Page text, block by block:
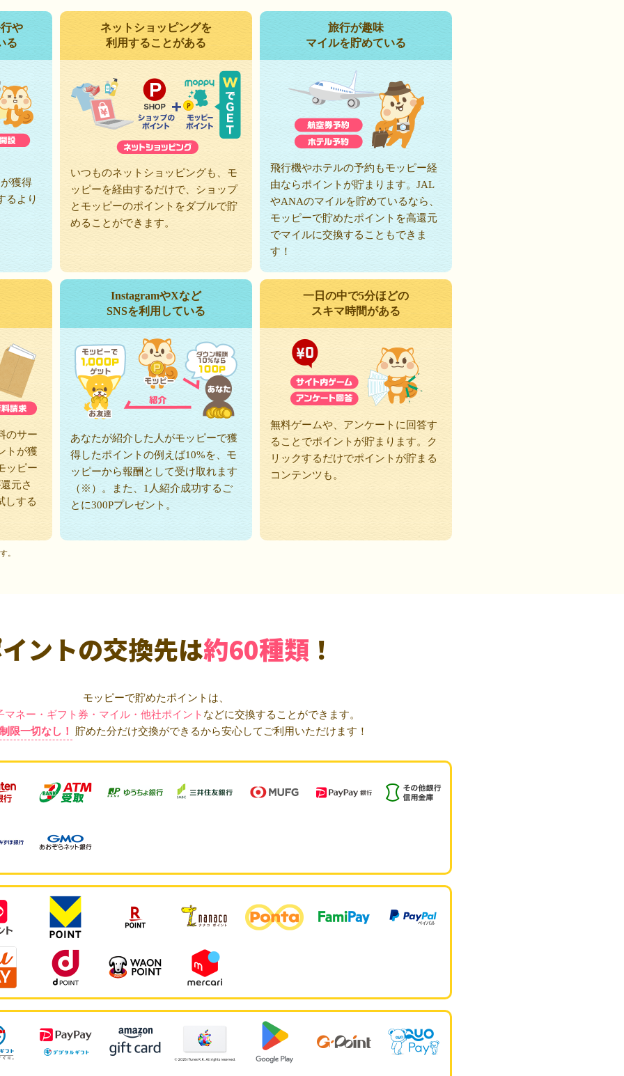
や
る
獲得
るより
ネットショッピングを
利用することがある
いつものネットショッピングも、モ
ッピーを経由するだけで、ショップ
とモッピーのポイントをダブルで貯
めることができます。
旅行が趣味
マイルを貯めている
飛行機やホテルの予約もモッピー経
由ならポイントが貯まります。JAL
やANAのマイルを貯めているなら、
モッピーで貯めたポイントを高還元
でマイルに交換することもできま
す！
のサー
トが獲
ッピー
元さ
しする
InstagramやXなど
SNSを利用している
あなたが紹介した人がモッピーで獲
得したポイントの例えば10%を、モ
ッピーから報酬として受け取れます
（※）。また、1人紹介成功するご
とに300Pプレゼント。
一日の中で5分ほどの
スキマ時間がある
無料ゲームや、アンケートに回答す
ることでポイントが貯まります。ク
リックするだけでポイントが貯まる
コンテンツも。
。
ントの交換先は約60種類 ！
モッピーで貯めたポイントは、
マネー・ギフト券・マイル・他社ポイント などに交換することができます。
限一切なし！
貯めた分だけ交換ができるから安心してご利用いただけます！